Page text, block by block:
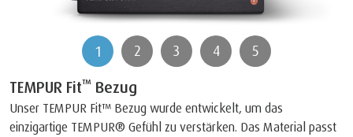
1 2 3 4 5
TEMPUR Fit™ Bezug
Unser TEMPUR Fit™ Bezug wurde entwickelt, um das
einzigartige TEMPUR® Gefühl zu verstärken. Das Material passt